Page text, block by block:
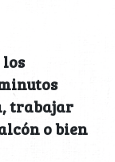
los
trabajar
o bien